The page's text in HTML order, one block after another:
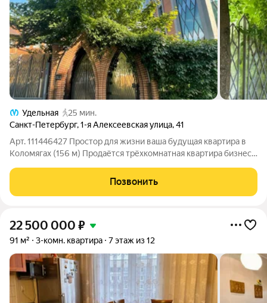
Удельная
25 мин.
Санкт-Петербург,1-я Алексеевская улица,41
Арт. 111446427 Простор для жизни ваша будущая квартира в
Коломягах (156 м) Продаётся трёхкомнатная квартира бизнес-
хочется жить: в
Позвонить
22 500 000 ₽
91 м² 3-комн. квартира 7 этаж из 12